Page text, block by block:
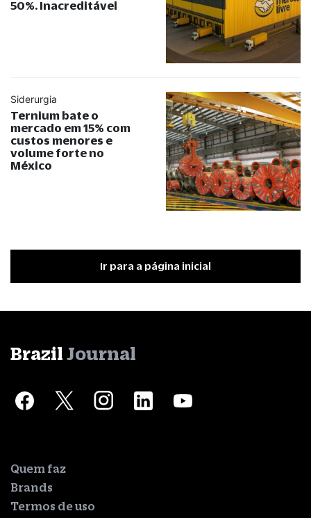
50%. Inacreditável
Siderurgia
Ternium bate o
mercado em 15% com
custos menores e
volume forte no
México
Ir para a página inicial
Brazil Journal
Quem faz
Brands
Termos de uso